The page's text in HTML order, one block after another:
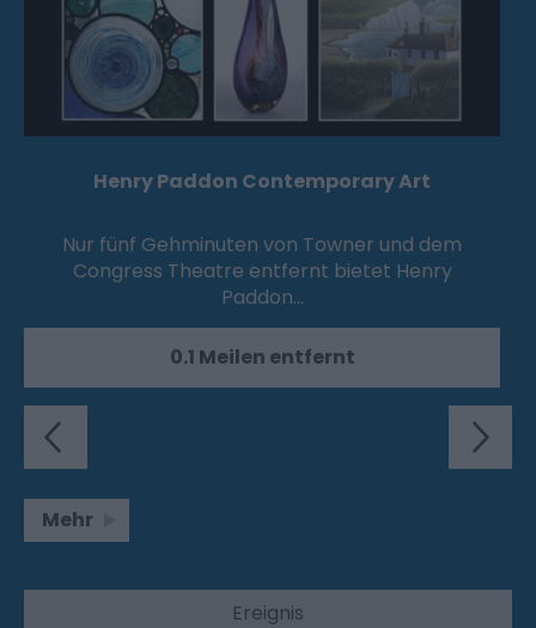
Henry Paddon Contemporary Art
Nur fünf Gehminuten von Towner und dem
Congress Theatre entfernt bietet Henry
Paddon…
0.1 Meilen entfernt
Mehr
Ereignis